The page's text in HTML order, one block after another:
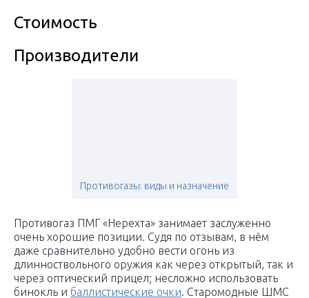
Стоимость
Производители
Противогазы: виды и назначение
Противогаз ПМГ «Нерехта» занимает заслуженно
очень хорошие позиции. Судя по отзывам, в нём
даже сравнительно удобно вести огонь из
длинноствольного оружия как через открытый, так и
через оптический прицел; несложно использовать
бинокль и баллистические очки. Старомодные ШМС